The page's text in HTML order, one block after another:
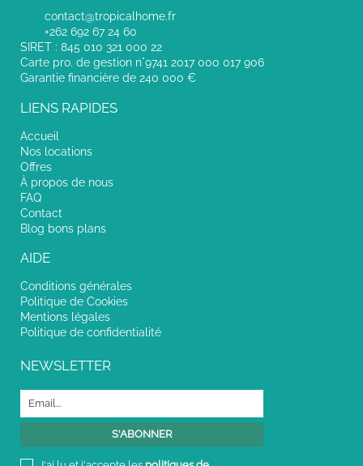
contact@tropicalhome.fr
+262 692 67 24 60
SIRET : 845 010 321 000 22
Carte pro. de gestion n°9741 2017 000 017 906
Garantie financière de 240 000 €
LIENS RAPIDES
Accueil
Nos locations
Offres
À propos de nous
FAQ
Contact
Blog bons plans
AIDE
Conditions générales
Politique de Cookies
Mentions légales
Politique de confidentialité
NEWSLETTER